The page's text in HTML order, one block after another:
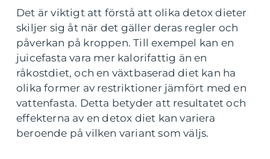
Det är viktigt att förstå att olika detox dieter
skiljer sig åt när det gäller deras regler och
påverkan på kroppen. Till exempel kan en
juicefasta vara mer kalorifattig än en
råkostdiet, och en växtbaserad diet kan ha
olika former av restriktioner jämfört med en
vattenfasta. Detta betyder att resultatet och
effekterna av en detox diet kan variera
beroende på vilken variant som väljs.